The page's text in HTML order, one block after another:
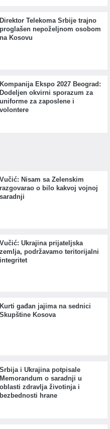
Direktor Telekoma Srbije trajno
proglašen nepoželjnom osobom
na Kosovu
Kompanija Ekspo 2027 Beograd:
Dodeljen okvirni sporazum za
uniforme za zaposlene i
volontere
Vučić: Nisam sa Zelenskim
razgovarao o bilo kakvoj vojnoj
saradnji
Vučić: Ukrajina prijateljska
zemlja, podržavamo teritorijalni
integritet
Kurti gađan jajima na sednici
Skupštine Kosova
Srbija i Ukrajina potpisale
Memorandum o saradnji u
oblasti zdravlja životinja i
bezbednosti hrane